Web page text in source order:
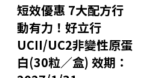
短效優惠 7大配方行
動有力！好立行
UCII/UC2非變性原蛋
白(30粒／盒) 效期：